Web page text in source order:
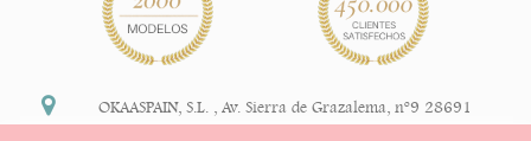
OKAASPAIN, S.L. ,Av. Sierra de Grazalema, nº9 28691